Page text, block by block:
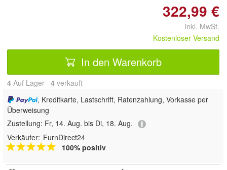
322,99 €
inkl. MwSt.
Kostenloser Versand
In den Warenkorb
4 Auf Lager 4 verkauft
, Kreditkarte, Lastschrift, Ratenzahlung, Vorkasse per
Überweisung
Zustellung: Fr, 14. Aug. bis Di, 18. Aug.
Verkäufer: FurnDirect24
100% positiv